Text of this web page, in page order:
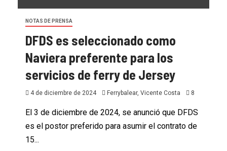
NOTAS DE PRENSA
DFDS es seleccionado como
Naviera preferente para los
servicios de ferry de Jersey
4 de diciembre de 2024 Ferrybalear, Vicente Costa 8
El 3 de diciembre de 2024, se anunció que DFDS
es el postor preferido para asumir el contrato de
15...